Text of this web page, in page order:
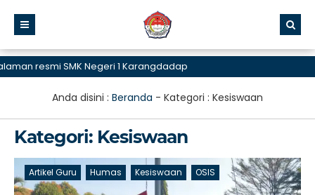
SMK Negeri 1 Karangdadap
Anda disini : Beranda - Kategori : Kesiswaan
Kategori: Kesiswaan
Artikel Guru Humas Kesiswaan OSIS